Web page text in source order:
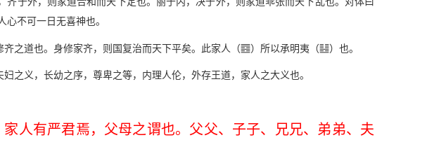
不可一日无喜神也。
之道也。身修家齐，则国复治而天下平矣。此家人（O）所以承明夷（Y）也。
之义，长幼之序，尊卑之等，内理人伦，外存王道，家人之大义也。
人有严君焉，父母之谓也。父父、子子、兄兄、弟弟、夫